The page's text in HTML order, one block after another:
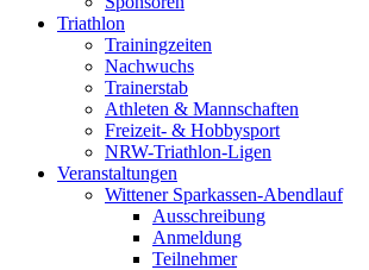
Triathlon
Trainingzeiten
Nachwuchs
Trainerstab
Athleten & Mannschaften
Freizeit- & Hobbysport
NRW-Triathlon-Ligen
Veranstaltungen
Wittener Sparkassen-Abendlauf
Ausschreibung
Anmeldung
Teilnehmer